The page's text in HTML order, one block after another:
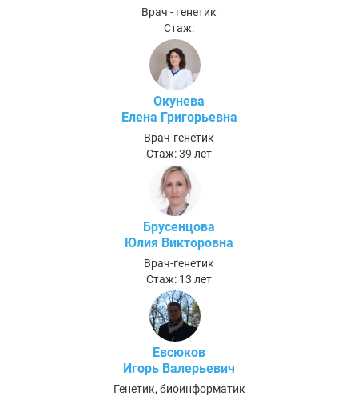
Врач - генетик
Стаж:
Окунева
Елена Григорьевна
Врач-генетик
Стаж: 39 лет
Брусенцова
Юлия Викторовна
Врач-генетик
Стаж: 13 лет
Евсюков
Игорь Валерьевич
Генетик, биоинформатик